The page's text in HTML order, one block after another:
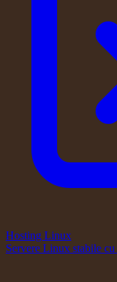
Hosting Linux
Servere Linux stabile